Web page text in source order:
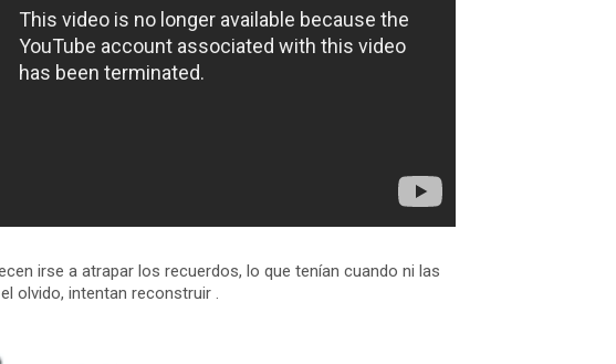
irse a atrapar los recuerdos, lo que tenían cuando ni las
olvido, intentan reconstruir .